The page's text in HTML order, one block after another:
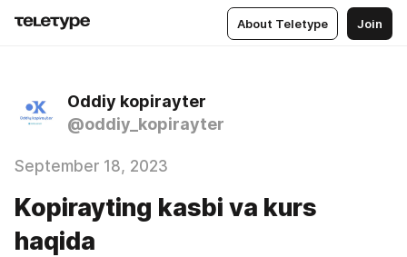
About Teletype Join
Oddiy kopirayter
@oddiy_kopirayter
September 18, 2023
Kopirayting kasbi va kurs
haqida